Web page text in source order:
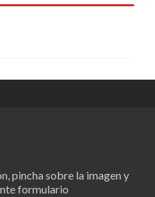
pincha sobre la imagen y
formulario